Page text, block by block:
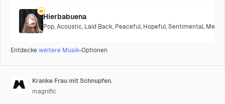
Hierbabuena
Pop,Acoustic, Laid Back, Peaceful, Hopeful,Sentimental,
Entdeckeweitere Musik-Optionen
Kranke Frau mit Schnupfen.
magnific